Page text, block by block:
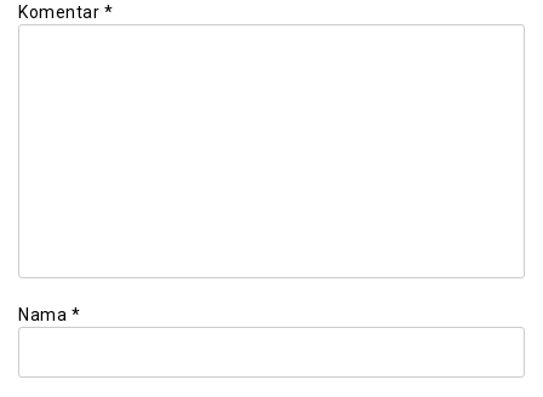
Komentar *
Nama *